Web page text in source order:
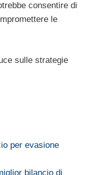
consentire di
le
sulle strategie
per evasione
bilancio di